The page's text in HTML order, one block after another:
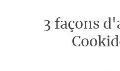
3 façons